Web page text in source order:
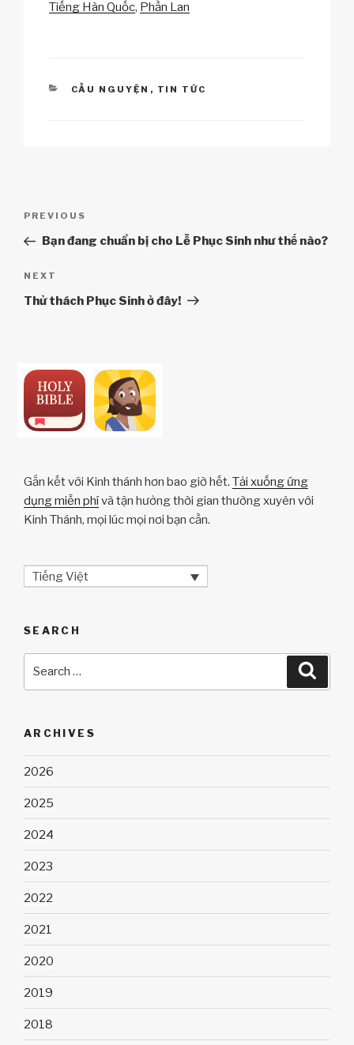
Tiếng Hàn Quốc Phần Lan
CATEGORIES
CẦU NGUYỆN , TIN TỨC
bài
viết
Previous
Post
PREVIOUS
Bạn đang chuẩn bị cho Lễ Phục Sinh như thế nào?
Next
Post
NEXT
Thử thách Phục Sinh ở đây!
Gắn kết với Kinh thánh hơn bao giờ hết. Tải xuống ứng
dụng miễn phívà tận hưởng thời gian thường xuyên với
Kinh Thánh, mọi lúc mọi nơi bạn cần.
Tiếng Việt
SEARCH
ARCHIVES
2026
2025
2024
2023
2022
2021
2020
2019
2018